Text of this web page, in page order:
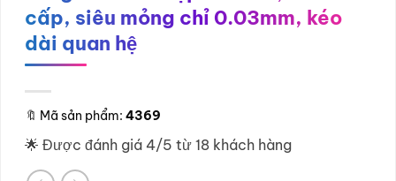
cấp, siêu mỏng chỉ 0.03mm, kéo
dài quan hệ
🔖 Mã sản phẩm: 4369
🌟 Được đánh giá 4/5 từ 18 khách hàng